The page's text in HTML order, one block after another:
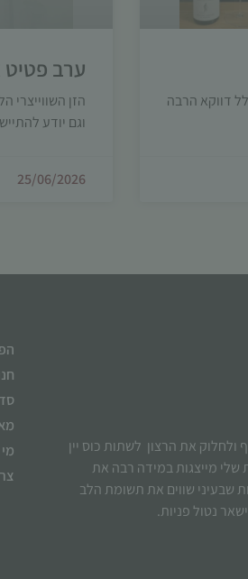
דווקא הרבה
ערב פטיט
הזן השווייצרי
וגם יודע
25/06/2026
2012 מתוך רצון לשתף ולחלוק את הרצון לשתות כוס יין
שלי מייצגות במידה רבה את
שבעיני שווים את תשומת הלב
נטול פניות.